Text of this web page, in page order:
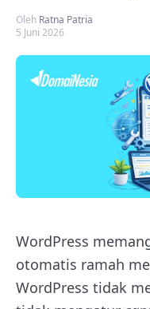
Oleh Ratna Patria
5 Juni 2026
WordPress
otomatis ramah
WordPress tidak